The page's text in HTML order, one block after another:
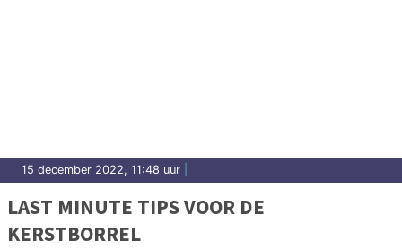
15 december 2022, 11:48 uur
LAST MINUTE TIPS VOOR DE
KERSTBORREL